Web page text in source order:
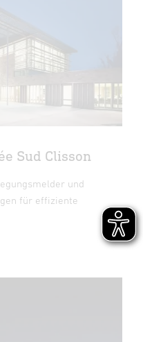
Sud Clisson
und
für effiziente